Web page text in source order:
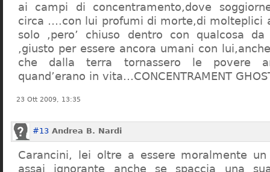
ai campi di concentramento,dove
circa ….con lui profumi di morte,di molteplici
solo ,pero’ chiuso dentro con qualcosa
,giusto per essere ancora umani con
che dalla terra tornassero le povere
quand’erano in vita…CONCENTRAMENT
23 Ott 2009, 13:35
#13 Andrea B. Nardi
Carancini, lei oltre a essere moralmente
assai ignorante anche se spaccia una